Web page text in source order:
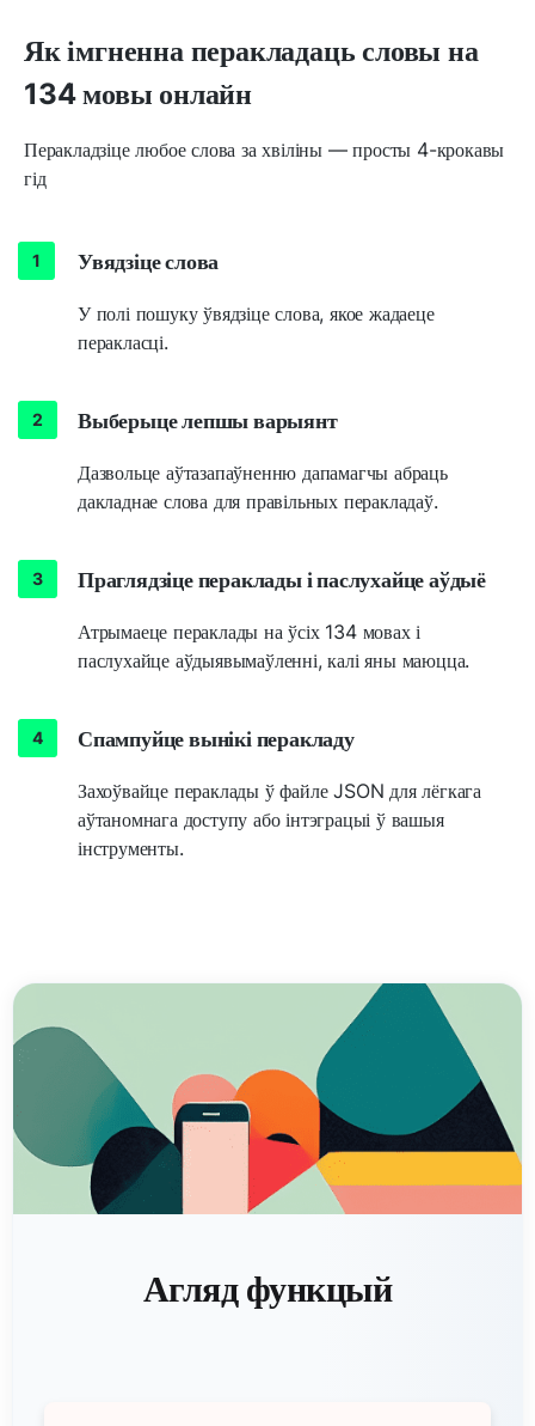
Як імгненна перакладаць словы на
134 мовы онлайн
Перакладзіце любое слова за хвіліны — просты 4-крокавы
гід
Увядзіце слова
У полі пошуку ўвядзіце слова, якое жадаеце
перакласці.
Выберыце лепшы варыянт
Дазвольце аўтазапаўненню дапамагчы абраць
дакладнае слова для правільных перакладаў.
Праглядзіце пераклады і паслухайце аўдыё
Атрымаеце пераклады на ўсіх 134 мовах і
паслухайце аўдыявымаўленні, калі яны маюцца.
Спампуйце вынікі перакладу
Захоўвайце пераклады ў файле JSON для лёгкага
аўтаномнага доступу або інтэграцыі ў вашыя
інструменты.
Агляд функцый